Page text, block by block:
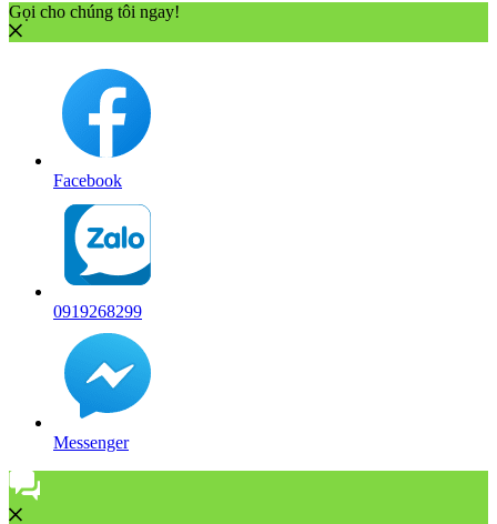
Gọi cho chúng tôi ngay!
Facebook
0919268299
Messenger